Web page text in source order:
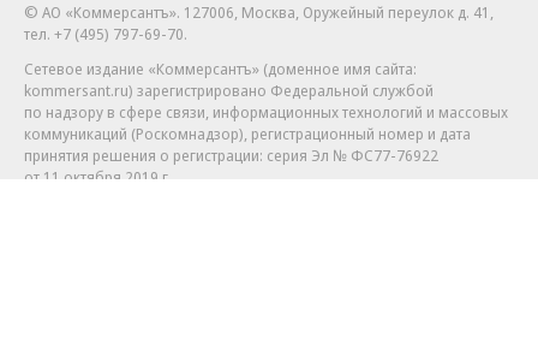
© АО «Коммерсантъ». 127006, Москва, Оружейный переулок д. 41,
тел. +7 (495) 797-69-70.
Сетевое издание «Коммерсантъ» (доменное имя сайта:
kommersant.ru) зарегистрировано Федеральной службой
по надзору в сфере связи, информационных технологий и массовых
коммуникаций (Роскомнадзор), регистрационный номер и дата
принятия решения о регистрации: серия Эл № ФС77-76922
от 11 октября 2019 г.